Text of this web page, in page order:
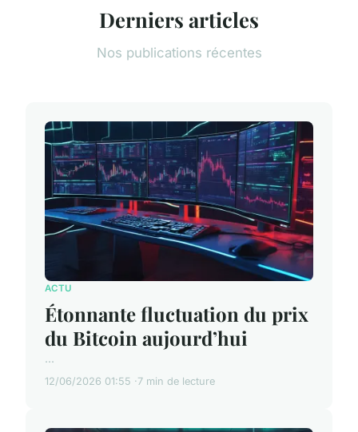
Derniers articles
Nos publications récentes
ACTU
Étonnante fluctuation du prix
du Bitcoin aujourd’hui
...
12/06/2026 01:55 7 min de lecture